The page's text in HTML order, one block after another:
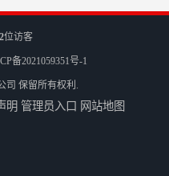
位访客
备2021059351号-1
司 保留所有权利.
明 管理员入口 网站地图